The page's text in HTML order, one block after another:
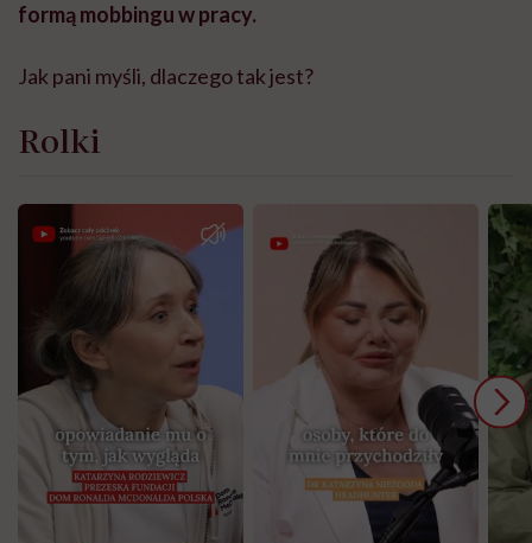
formą mobbingu w pracy.
Jak pani myśli, dlaczego tak jest?
Rolki